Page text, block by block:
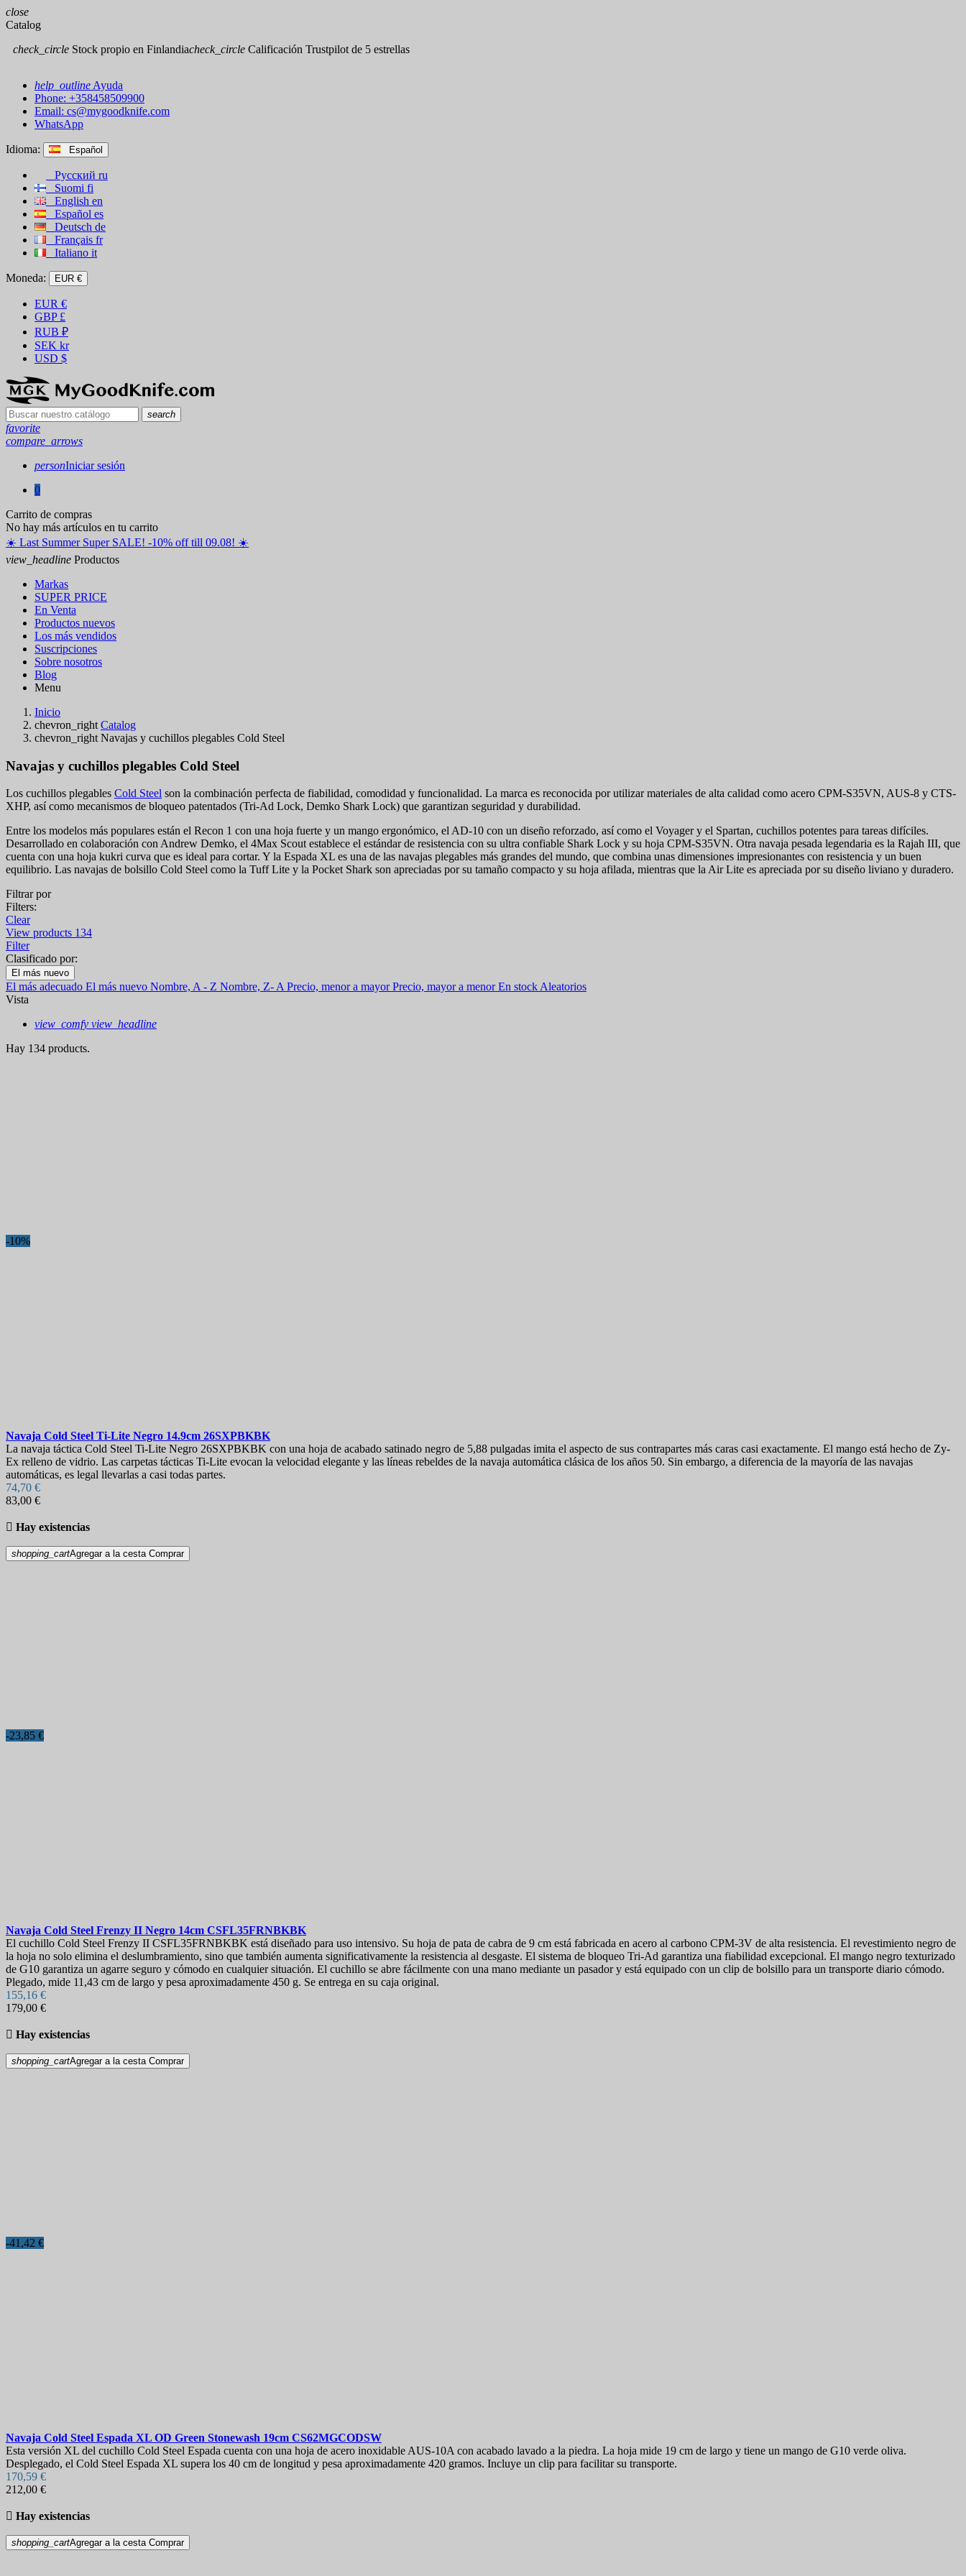
close
Catalog
check_circle Stock propio en Finlandiacheck_circle Calificación Trustpilot de 5 estrellas
help_outline Ayuda
Phone: +358458509900
Email: cs@mygoodknife.com
WhatsApp
Idioma: Español
Русский ru
Suomi fi
English en
Español es
Deutsch de
Français fr
Italiano it
Moneda: EUR €
EUR €
GBP £
RUB ₽
SEK kr
USD $
search
favorite
compare_arrows
personIniciar sesión
0
Carrito de compras
No hay más artículos en tu carrito
☀️ ️Last Summer Super SALE! -10% off till 09.08! ☀️
view_headline Productos
Markas
SUPER PRICE
En Venta
Productos nuevos
Los más vendidos
Suscripciones
Sobre nosotros
Blog
Menu
Inicio
chevron_right Catalog
chevron_right Navajas y cuchillos plegables Cold Steel
Navajas y cuchillos plegables Cold Steel
Los cuchillos plegables Cold Steel son la combinación perfecta de fiabilidad, comodidad y funcionalidad. La marca es reconocida por utilizar materiales de alta calidad como acero CPM-S35VN, AUS-8 y CTS-
XHP, así como mecanismos de bloqueo patentados (Tri-Ad Lock, Demko Shark Lock) que garantizan seguridad y durabilidad.
Entre los modelos más populares están el Recon 1 con una hoja fuerte y un mango ergonómico, el AD-10 con un diseño reforzado, así como el Voyager y el Spartan, cuchillos potentes para tareas difíciles.
Desarrollado en colaboración con Andrew Demko, el 4Max Scout establece el estándar de resistencia con su ultra confiable Shark Lock y su hoja CPM-S35VN. Otra navaja pesada legendaria es la Rajah III, que
cuenta con una hoja kukri curva que es ideal para cortar. Y la Espada XL es una de las navajas plegables más grandes del mundo, que combina unas dimensiones impresionantes con resistencia y un buen
equilibrio. Las navajas de bolsillo Cold Steel como la Tuff Lite y la Pocket Shark son apreciadas por su tamaño compacto y su hoja afilada, mientras que la Air Lite es apreciada por su diseño liviano y duradero.
Filtrar por
Filters:
Clear
View products 134
Filter
Clasificado por:
El más nuevo
El más adecuado El más nuevo Nombre, A - Z Nombre, Z- A Precio, menor a mayorPrecio, mayor a menorEn stock Aleatorios
Vista
view_comfy view_headline
Hay 134 products.
-10%
Navaja Cold Steel Ti-Lite Negro 14.9cm 26SXPBKBK
La navaja táctica Cold Steel Ti-Lite Negro 26SXPBKBK con una hoja de acabado satinado negro de 5,88 pulgadas imita el aspecto de sus contrapartes más caras casi exactamente. El mango está hecho de Zy-
Ex relleno de vidrio. Las carpetas tácticas Ti-Lite evocan la velocidad elegante y las líneas rebeldes de la navaja automática clásica de los años 50. Sin embargo, a diferencia de la mayoría de las navajas
automáticas, es legal llevarlas a casi todas partes.
74,70 €
83,00 €
 Hay existencias
shopping_cartAgregar a la cesta Comprar
-23,85 €
Navaja Cold Steel Frenzy II Negro 14cm CSFL35FRNBKBK
El cuchillo Cold Steel Frenzy II CSFL35FRNBKBK está diseñado para uso intensivo. Su hoja de pata de cabra de 9 cm está fabricada en acero al carbono CPM-3V de alta resistencia. El revestimiento negro de
la hoja no solo elimina el deslumbramiento, sino que también aumenta significativamente la resistencia al desgaste. El sistema de bloqueo Tri-Ad garantiza una fiabilidad excepcional. El mango negro texturizado
de G10 garantiza un agarre seguro y cómodo en cualquier situación. El cuchillo se abre fácilmente con una mano mediante un pasador y está equipado con un clip de bolsillo para un transporte diario cómodo.
Plegado, mide 11,43 cm de largo y pesa aproximadamente 450 g. Se entrega en su caja original.
155,16 €
179,00 €
 Hay existencias
shopping_cartAgregar a la cesta Comprar
-41,42 €
Navaja Cold Steel Espada XL OD Green Stonewash 19cm CS62MGCODSW
Esta versión XL del cuchillo Cold Steel Espada cuenta con una hoja de acero inoxidable AUS-10A con acabado lavado a la piedra. La hoja mide 19 cm de largo y tiene un mango de G10 verde oliva.
Desplegado, el Cold Steel Espada XL supera los 40 cm de longitud y pesa aproximadamente 420 gramos. Incluye un clip para facilitar su transporte.
170,59 €
212,00 €
 Hay existencias
shopping_cartAgregar a la cesta Comprar